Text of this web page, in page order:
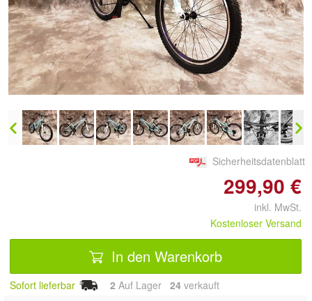
Doppelt antippen zum
vergrößern
Sicherheitsdatenblatt
299,90 €
inkl. MwSt.
Kostenloser Versand
In den Warenkorb
Sofort lieferbar 2 Auf Lager 24 verkauft